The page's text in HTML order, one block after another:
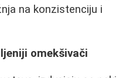
na konzistenciju i
omekšivači